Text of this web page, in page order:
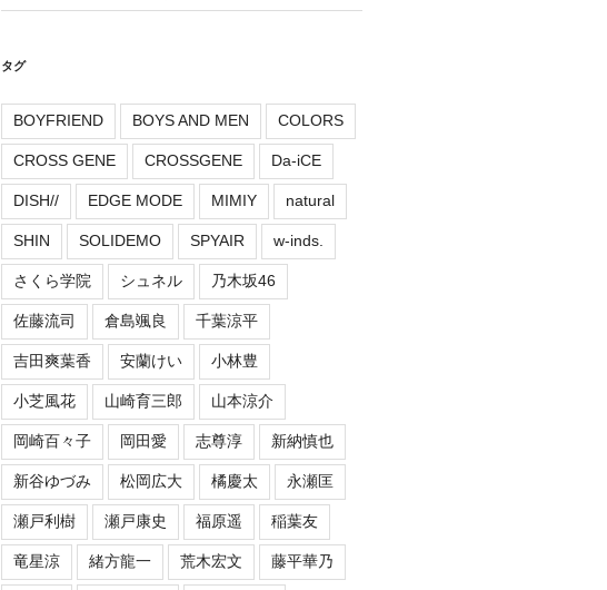
タグ
BOYFRIEND BOYS AND MEN COLORS
CROSS GENE CROSSGENE Da-iCE
DISH// EDGE MODE MIMIY natural
SHIN SOLIDEMO SPYAIR w-inds.
さくら学院 シュネル 乃木坂46
佐藤流司 倉島颯良 千葉涼平
吉田爽葉香 安蘭けい 小林豊
小芝風花 山崎育三郎 山本涼介
岡崎百々子 岡田愛 志尊淳 新納慎也
新谷ゆづみ 松岡広大 橘慶太 永瀬匡
瀬戸利樹 瀬戸康史 福原遥 稲葉友
竜星涼 緒方龍一 荒木宏文 藤平華乃